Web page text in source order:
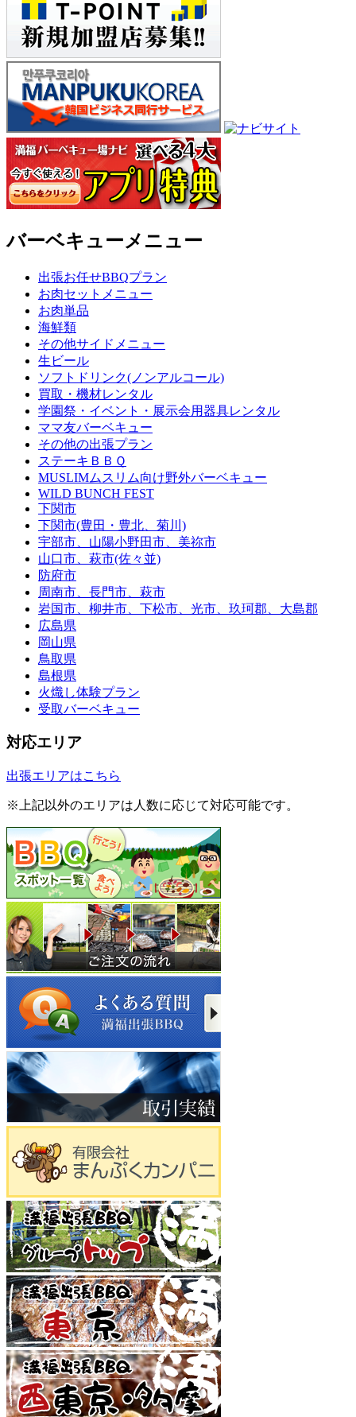
バーベキューメニュー
出張お任せBBQプラン
お肉セットメニュー
お肉単品
海鮮類
その他サイドメニュー
生ビール
ソフトドリンク(ノンアルコール)
買取・機材レンタル
学園祭・イベント・展示会用器具レンタル
ママ友バーベキュー
その他の出張プラン
ステーキＢＢＱ
MUSLIMムスリム向け野外バーベキュー
WILD BUNCH FEST
下関市
下関市(豊田・豊北、菊川)
宇部市、山陽小野田市、美祢市
山口市、萩市(佐々並)
防府市
周南市、長門市、萩市
岩国市、柳井市、下松市、光市、玖珂郡、大島郡
広島県
岡山県
鳥取県
島根県
火熾し体験プラン
受取バーベキュー
対応エリア
出張エリアはこちら
※上記以外のエリアは人数に応じて対応可能です。